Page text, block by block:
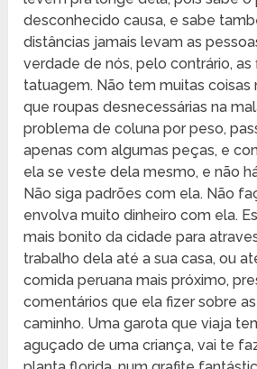
desconhecido causa, e sabe
distâncias jamais levam as
verdade de nós, pelo contrário,
tatuagem. Não tem muitas coisas
que roupas desnecessárias na
problema de coluna por peso,
apenas com algumas peças, e
ela se veste dela mesmo, e não
Não siga padrões com ela. Não
envolva muito dinheiro com ela.
mais bonito da cidade para
trabalho dela até a sua casa, ou
comida peruana mais próximo,
comentários que ela fizer sobre
caminho. Uma garota que viaja
aguçado de uma criança, vai te